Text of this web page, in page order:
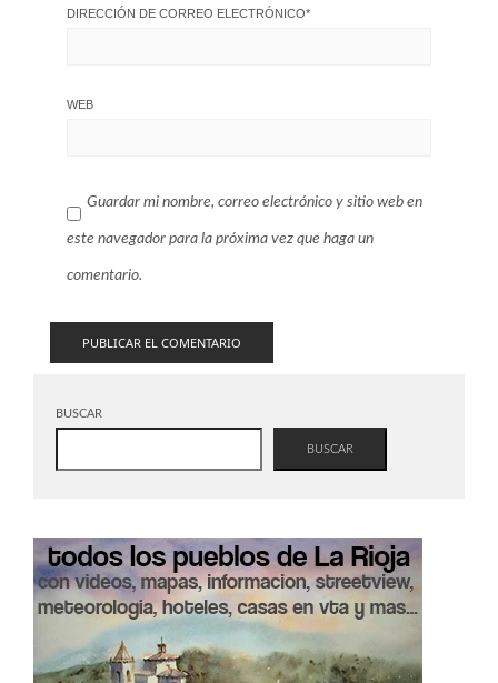
DIRECCIÓN DE CORREO ELECTRÓNICO*
WEB
Guardar mi nombre, correo electrónico y sitio web en
este navegador para la próxima vez que haga un
comentario.
BUSCAR
BUSCAR